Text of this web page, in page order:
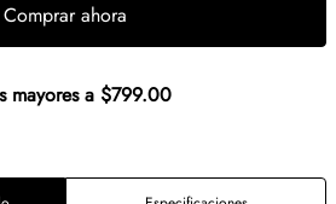
Comprar ahora
mayores a $799.00